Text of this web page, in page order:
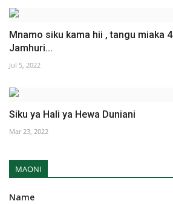
Mnamo siku kama hii , tangu miaka
Jamhuri...
Jul 5, 2022
Siku ya Hali ya Hewa Duniani
Mar 23, 2022
MAONI
Name